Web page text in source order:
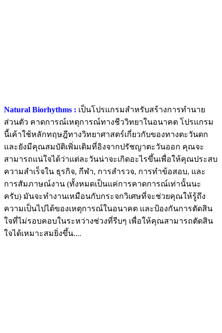
Natural Biorhythms : เป็นโปรแกรมสำหรับสร้างการทำนาย
ส่วนตัว คาดการณ์เหตุการณ์ทางชีววิทยาในอนาคต โปรแกรม
นี้เค้าใช้หลักทฤษฎีทางวิทยาศาสตร์เกี่ยวกับของทางตะวันตก
และยังมีคุณสมบัติเพิ่มเติมที่อิงจากปรัชญาตะวันออก คุณจะ
สามารถแน่ใจได้ว่าแต่ละวันน่าจะเกิดอะไรขึ้นเพื่อให้คุณประสบ
ความสำเร็จใน ธุรกิจ, กีฬา, การสำรวจ, การทำข้อสอบ, และ
การสัมภาษณ์งาน (ทั้งหมดเป็นแค่การคาดการณ์เท่านั้นนะ
ครับ) มันจะทำงานเหมือนกับกระจกวิเศษที่จะช่วยคุณให้รู้ถึง
ความเป็นไปได้ของเหตุการณ์ในอนาคต และป้องกันการตัดสิน
ใจที่ไม่รอบคอบในระหว่างช่วงที่รีบๆ เพื่อให้คุณสามารถตัดสิน
ใจได้เหมาะสมยิ่งขึ้น....